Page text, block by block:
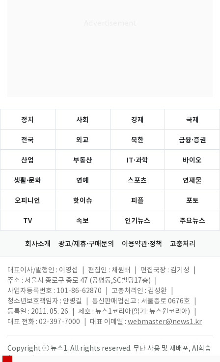
정치 사회 경제 국제
전국 외교 북한 금융·증권
산업 부동산 IT·과학 바이오
생활·문화 연예 스포츠 연재물
오피니언 핫이슈 피플 포토
TV 속보 인기뉴스 주요뉴스
회사소개 광고/제휴·구매문의 이용약관·정책 고충처리
대표이사/발행인 : 이영섭 편집인 : 채원배 편집국장 : 김기성
주소 : 서울시 종로구 종로 47 (공평동,SC빌딩17층)
사업자등록번호 : 101-86-62870
고충처리인 : 김성환
청소년보호책임자 : 안병길
통신판매업신고 : 서울종로 0676호
등록일 : 2011. 05. 26
제호 : 뉴스1코리아(읽기: 뉴스원코리아)
대표 전화 : 02-397-7000
대표 이메일 : webmaster@news1.kr
Copyright ⓒ 뉴스1. All rights reserved. 무단 사용 및 재배포, AI학습
활용 금지.